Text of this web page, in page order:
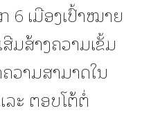
6 ເມືອງເປົ້າໝາຍ
ມສ້າງຄວາມເຂັ້ມ
ວາມສາມາດໃນ
ະ ຕອບໂຕ້ຕໍ່